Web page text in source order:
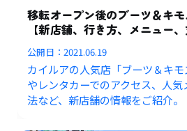
移転オープン後のブーツ＆キモ
【新店舗、行き方、メニュー
公開日：2021.06.19
カイルアの人気店「ブーツ＆キ
やレンタカーでのアクセス、人
法など、新店舗の情報をご紹介。